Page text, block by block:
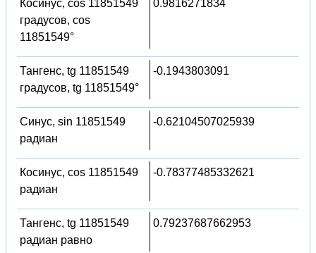
Косинус, cos 11851549
градусов, cos
11851549°
0.9816271834
Тангенс, tg 11851549
градусов, tg 11851549°
-0.1943803091
Синус, sin 11851549
радиан
-0.62104507025939
Косинус, cos 11851549
радиан
-0.78377485332621
Тангенс, tg 11851549
радиан равно
0.79237687662953